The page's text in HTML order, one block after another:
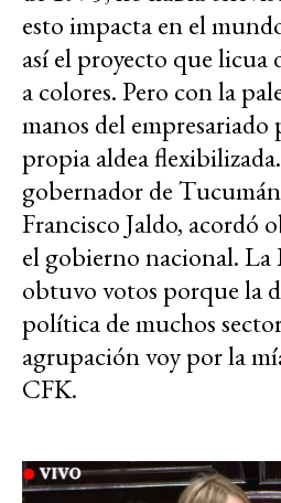
esto impacta en el
así el proyecto que licua
a colores. Pero con la
manos del
propia aldea
gobernador de
Francisco Jaldo, acordó
el gobierno nacional. La
obtuvo votos porque la
política de muchos
agrupación voy por la
CFK.